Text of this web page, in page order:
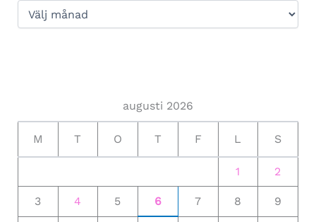
augusti 2026
M T O T F L S
1 2
3 4 5 6 7 8 9